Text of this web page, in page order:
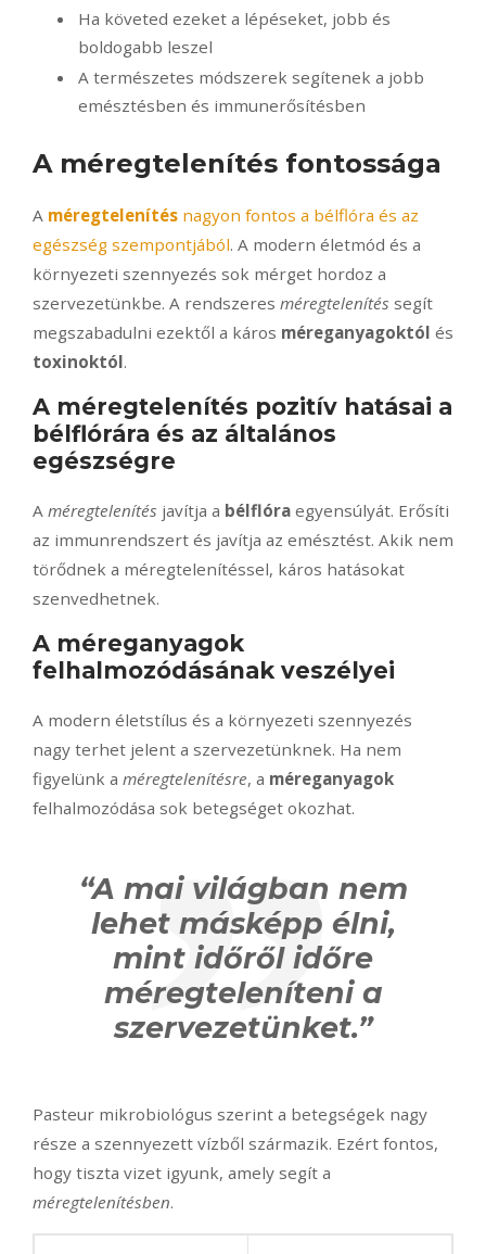
Ha követed ezeket a lépéseket, jobb és
boldogabb leszel
A természetes módszerek segítenek a jobb
emésztésben és immunerősítésben
A méregtelenítés fontossága
A méregtelenítés nagyon fontos a bélflóra és az
egészség szempontjából. A modern életmód és a
környezeti szennyezés sok mérget hordoz a
szervezetünkbe. A rendszeres méregtelenítés segít
megszabadulni ezektől a káros méreganyagoktól és
toxinoktól.
A méregtelenítés pozitív hatásai a
bélflórára és az általános
egészségre
A méregtelenítés javítja a bélflóra egyensúlyát. Erősíti
az immunrendszert és javítja az emésztést. Akik nem
törődnek a méregtelenítéssel, káros hatásokat
szenvedhetnek.
A méreganyagok
felhalmozódásának veszélyei
A modern életstílus és a környezeti szennyezés
nagy terhet jelent a szervezetünknek. Ha nem
figyelünk a méregtelenítésre, a méreganyagok
felhalmozódása sok betegséget okozhat.
“A mai világban nem
lehet másképp élni,
mint időről időre
méregteleníteni a
szervezetünket.”
Pasteur mikrobiológus szerint a betegségek nagy
része a szennyezett vízből származik. Ezért fontos,
hogy tiszta vizet igyunk, amely segít a
méregtelenítésben.